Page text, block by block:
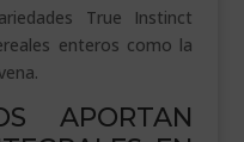
True Instinct
enteros como la
APORTAN